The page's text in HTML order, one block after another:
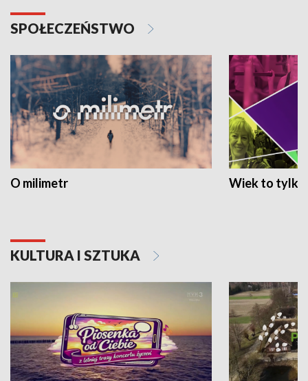
SPOŁECZEŃSTWO
O milimetr Wiek to tylko
KULTURA I SZTUKA